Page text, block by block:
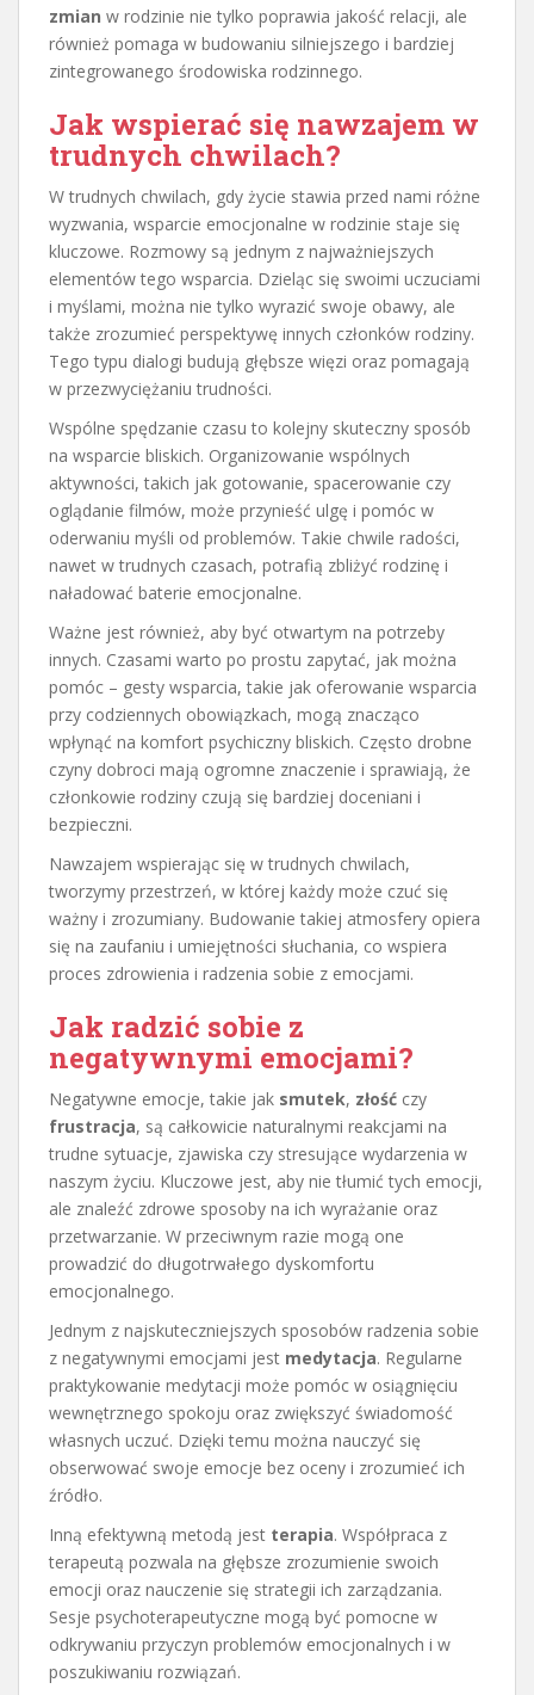
zmian w rodzinie nie tylko poprawia jakość relacji, ale
również pomaga w budowaniu silniejszego i bardziej
zintegrowanego środowiska rodzinnego.
Jak wspierać się nawzajem w
trudnych chwilach?
W trudnych chwilach, gdy życie stawia przed nami różne
wyzwania, wsparcie emocjonalne w rodzinie staje się
kluczowe. Rozmowy są jednym z najważniejszych
elementów tego wsparcia. Dzieląc się swoimi uczuciami
i myślami, można nie tylko wyrazić swoje obawy, ale
także zrozumieć perspektywę innych członków rodziny.
Tego typu dialogi budują głębsze więzi oraz pomagają
w przezwyciężaniu trudności.
Wspólne spędzanie czasu to kolejny skuteczny sposób
na wsparcie bliskich. Organizowanie wspólnych
aktywności, takich jak gotowanie, spacerowanie czy
oglądanie filmów, może przynieść ulgę i pomóc w
oderwaniu myśli od problemów. Takie chwile radości,
nawet w trudnych czasach, potrafią zbliżyć rodzinę i
naładować baterie emocjonalne.
Ważne jest również, aby być otwartym na potrzeby
innych. Czasami warto po prostu zapytać, jak można
pomóc – gesty wsparcia, takie jak oferowanie wsparcia
przy codziennych obowiązkach, mogą znacząco
wpłynąć na komfort psychiczny bliskich. Często drobne
czyny dobroci mają ogromne znaczenie i sprawiają, że
członkowie rodziny czują się bardziej doceniani i
bezpieczni.
Nawzajem wspierając się w trudnych chwilach,
tworzymy przestrzeń, w której każdy może czuć się
ważny i zrozumiany. Budowanie takiej atmosfery opiera
się na zaufaniu i umiejętności słuchania, co wspiera
proces zdrowienia i radzenia sobie z emocjami.
Jak radzić sobie z
negatywnymi emocjami?
Negatywne emocje, takie jak smutek, złość czy
frustracja, są całkowicie naturalnymi reakcjami na
trudne sytuacje, zjawiska czy stresujące wydarzenia w
naszym życiu. Kluczowe jest, aby nie tłumić tych emocji,
ale znaleźć zdrowe sposoby na ich wyrażanie oraz
przetwarzanie. W przeciwnym razie mogą one
prowadzić do długotrwałego dyskomfortu
emocjonalnego.
Jednym z najskuteczniejszych sposobów radzenia sobie
z negatywnymi emocjami jest medytacja. Regularne
praktykowanie medytacji może pomóc w osiągnięciu
wewnętrznego spokoju oraz zwiększyć świadomość
własnych uczuć. Dzięki temu można nauczyć się
obserwować swoje emocje bez oceny i zrozumieć ich
źródło.
Inną efektywną metodą jest terapia. Współpraca z
terapeutą pozwala na głębsze zrozumienie swoich
emocji oraz nauczenie się strategii ich zarządzania.
Sesje psychoterapeutyczne mogą być pomocne w
odkrywaniu przyczyn problemów emocjonalnych i w
poszukiwaniu rozwiązań.